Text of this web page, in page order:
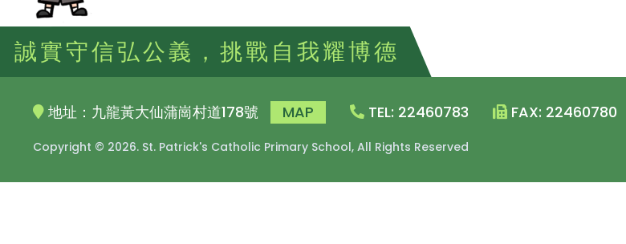
誠實守信弘公義，挑戰自我耀博德
地址：九龍黃大仙蒲崗村道178號 MAP TEL: 22460783 FAX: 22460780
Copyright © 2026. St. Patrick's Catholic Primary School, All Rights Reserved